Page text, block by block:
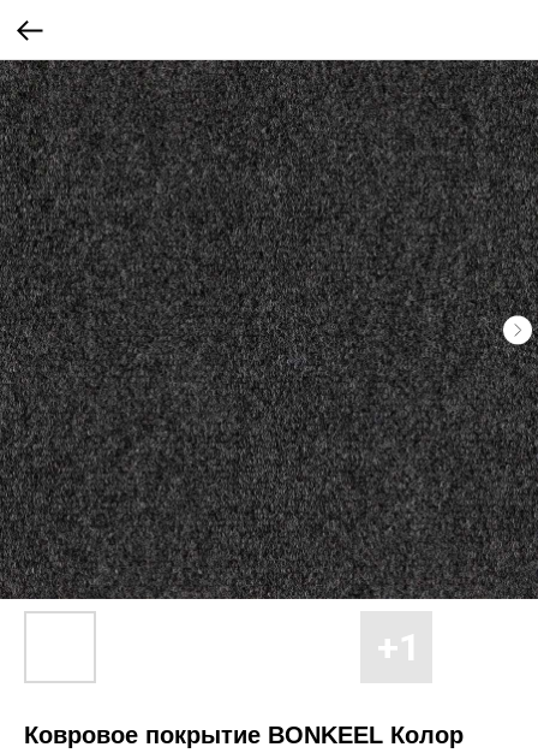
Ковровое покрытие BONKEEL Колор